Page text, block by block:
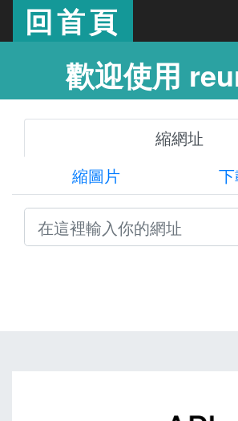
回首頁
歡迎使用
縮網址
縮圖片